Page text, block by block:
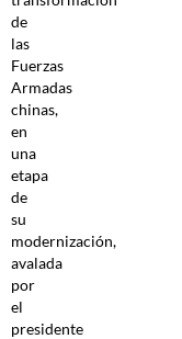
de
las
Fuerzas
Armadas
chinas,
en
una
etapa
de
su
modernización,
avalada
por
el
presidente